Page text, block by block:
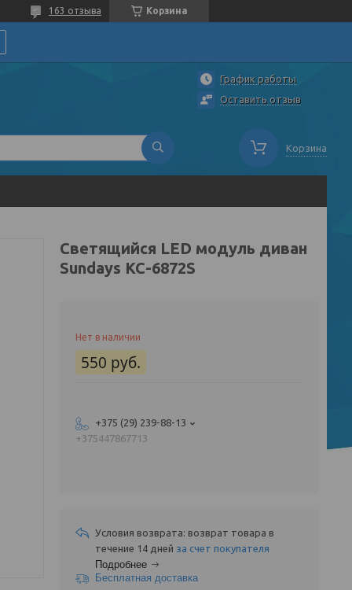
Корзина
163 отзыва
График работы
Оставить отзыв
Корзина
Светящийся LED модуль диван
Sundays KC-6872S
Нет в наличии
550 руб.
+375 (29) 239-88-13
+375447867713
возврат товара в
течение 14 дней за счет покупателя
Подробнее
Бесплатная доставка